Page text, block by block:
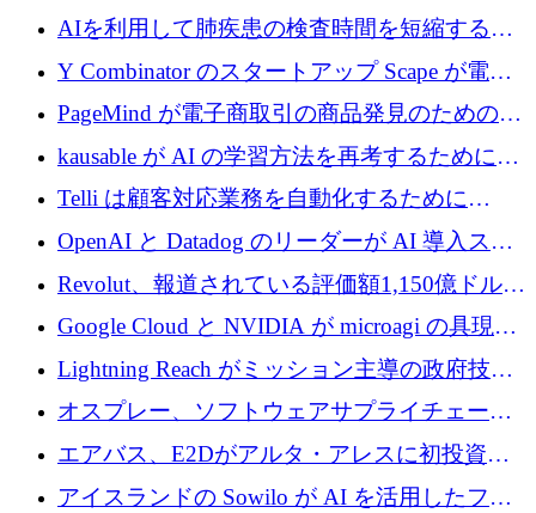
AIを利用して肺疾患の検査時間を短縮する英
国のヘルステック挑戦者が1900万ドルを獲得
Y Combinator のスタートアップ Scape が電子
メールを再考するために 320 万ドルを調達し
てステルスから浮上
PageMind が電子商取引の商品発見のための
AI を拡張するために 120 万ユーロを調達
kausable が AI の学習方法を再考するために
1,200 万ユーロを調達
Telli は顧客対応業務を自動化するために
1,500 万ドルのシードを確保
OpenAI と Datadog のリーダーが AI 導入スタ
ートアップ Arrakis を支援
Revolut、報道されている評価額1,150億ドルで
の新たな二次株式売却を確認
Google Cloud と NVIDIA が microagi の具現化
された AI の野望を推進
Lightning Reach がミッション主導の政府技術
グループとしてポートフォリオを拡大し ETG
に買収
オスプレー、ソフトウェアサプライチェーン
攻撃を阻止するために265万ドルを確保
エアバス、E2Dがアルタ・アレスに初投資、
欧州防衛技術ファンドに5億ユーロを拠出
アイスランドの Sowilo が AI を活用したファ